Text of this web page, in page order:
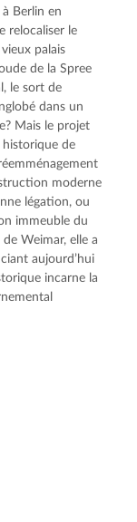
Berlin en
relocaliser le
palais
de la Spree
le sort de
dans un
Mais le projet
de
moderne
légation, ou
immeuble du
Weimar, elle a
aujourd’hui
incarne la